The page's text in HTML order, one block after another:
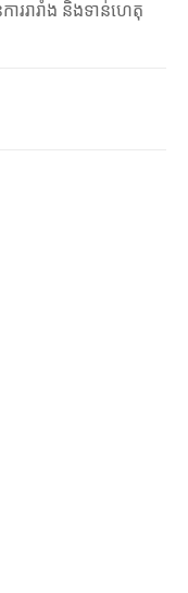
ាររារាំង និងទាន់ហេតុ